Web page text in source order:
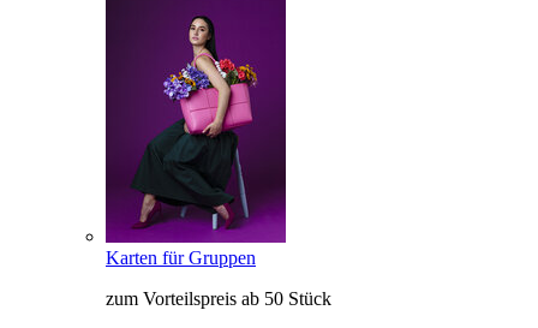
Karten für Gruppen
zum Vorteilspreis ab 50 Stück